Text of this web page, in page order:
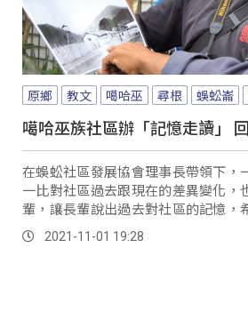
原鄉 教文 噶哈巫 尋根 蜈蚣崙
噶哈巫族社區辦「記憶走讀」
在蜈蚣社區發展協會理事長帶領下，
一比對社區過去跟現在的差異變化，
輩，讓長輩說出過去對社區的記憶，
人，在地的文化歷史脈絡。
2021-11-01 19:28